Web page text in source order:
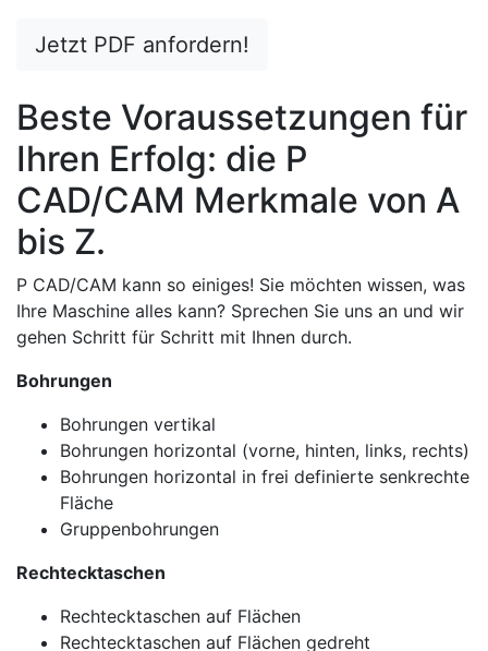
Jetzt PDF anfordern!
Beste Voraussetzungen für
Ihren Erfolg: die P
CAD/CAM Merkmale von A
bis Z.
P CAD/CAM kann so einiges! Sie möchten wissen, was
Ihre Maschine alles kann? Sprechen Sie uns an und wir
gehen Schritt für Schritt mit Ihnen durch.
Bohrungen
Bohrungen vertikal
Bohrungen horizontal (vorne, hinten, links, rechts)
Bohrungen horizontal in frei definierte senkrechte
Fläche
Gruppenbohrungen
Rechtecktaschen
Rechtecktaschen auf Flächen
Rechtecktaschen auf Flächen gedreht